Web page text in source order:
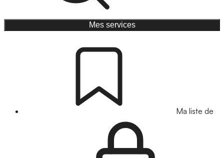
Mes services
Ma liste de